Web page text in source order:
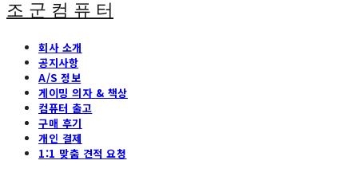
조 군 컴 퓨 터
회사 소개
공지사항
A/S 정보
게이밍 의자 & 책상
컴퓨터 출고
구매 후기
개인 결제
1:1 맞춤 견적 요청